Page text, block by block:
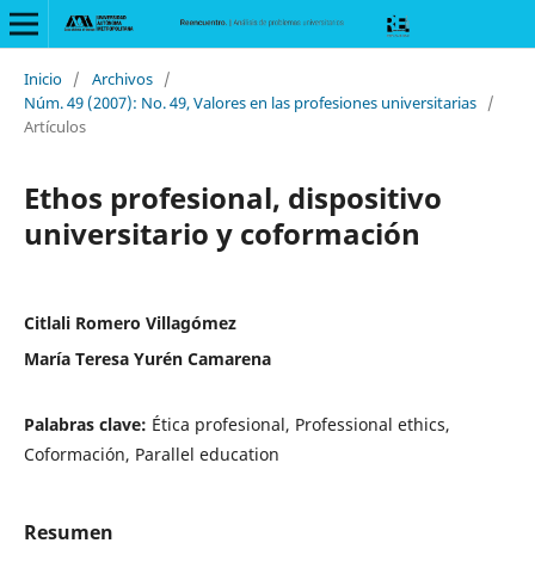
Inicio / Archivos /
Núm. 49 (2007): No. 49, Valores en las profesiones universitarias /
Artículos
Ethos profesional, dispositivo
universitario y coformación
Citlali Romero Villagómez
María Teresa Yurén Camarena
Palabras clave: Ética profesional, Professional ethics,
Coformación, Parallel education
Resumen